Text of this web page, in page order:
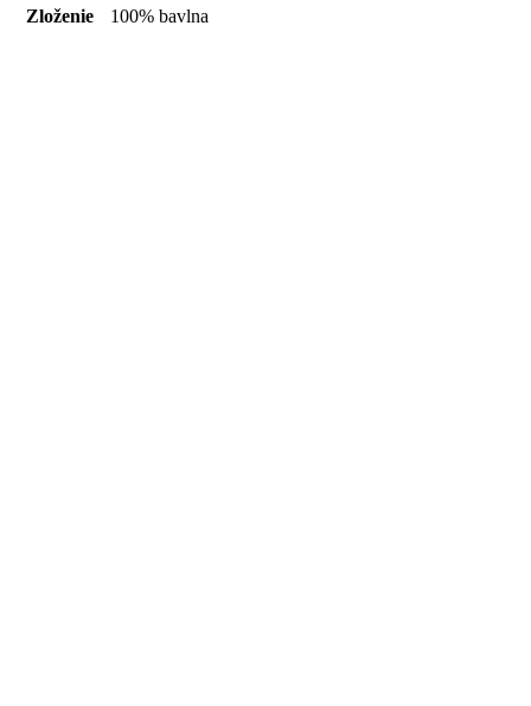
Zloženie 100% bavlna